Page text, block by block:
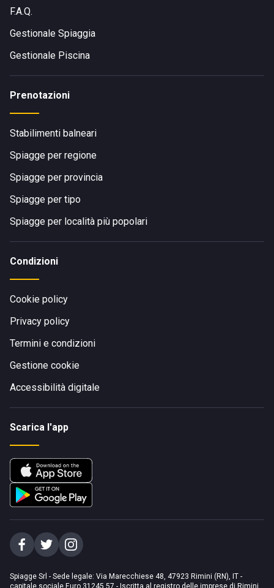
F.A.Q.
Gestionale Spiaggia
Gestionale Piscina
Prenotazioni
Stabilimenti balneari
Spiagge per regione
Spiagge per provincia
Spiagge per tipo
Spiagge per località più popolari
Condizioni
Cookie policy
Privacy policy
Termini e condizioni
Gestione cookie
Accessibilità digitale
Scarica l'app
Spiagge Srl - Sede legale: Via Marecchiese 48, 47923 Rimini (RN), IT -
capitale sociale Euro 31245,57 - Iscritta al registro delle imprese di Rimini